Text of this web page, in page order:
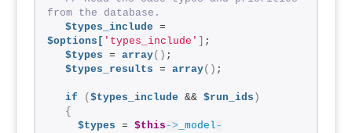
from the database.
$types_include
$options[ 'types_include'
;
$types = array() ;
$types_results = array() ;
if ( $types_include && $run_ids )
{
$types = $this -> _model -